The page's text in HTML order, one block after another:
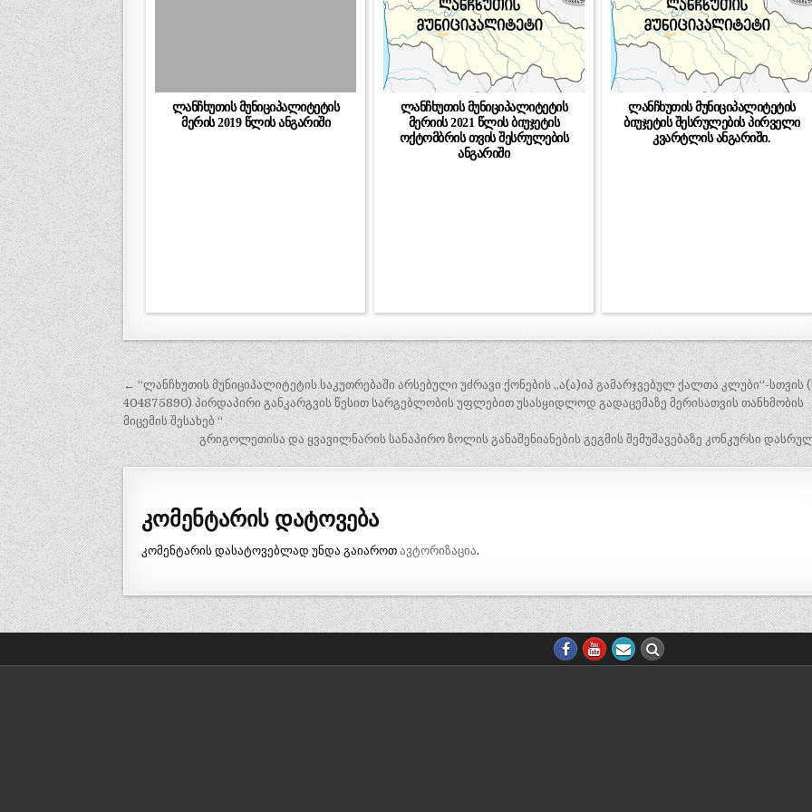
ლანჩხუთის მუნიციპალიტეტის
მერის 2019 წლის ანგარიში
ლანჩხუთის მუნიციპალიტეტის
მერიის 2021 წლის ბიუჯეტის
ოქტომბრის თვის შესრულების
ანგარიში
ლანჩხუთის მუნიციპალიტეტის
ბიუჯეტის შესრულების პირველი
კვარტლის ანგარიში.
პოსტის
ნავიგაცია
← “ლანჩხუთის მუნიციპალიტეტის საკუთრებაში არსებული უძრავი ქონების „ა(ა)იპ გამარჯვებულ ქალთა კლუბი“-სთვის
404875890) პირდაპირი განკარგვის წესით სარგებლობის უფლებით უსასყიდლოდ გადაცემაზე მერისათვის თანხმობის
მიცემის შესახებ “
გრიგოლეთისა და ყვავილნარის სანაპირო ზოლის განაშენიანების გეგმის შემუშავებაზე კონკურსი
კომენტარის დატოვება
კომენტარის დასატოვებლად უნდა გაიაროთავტორიზაცია.